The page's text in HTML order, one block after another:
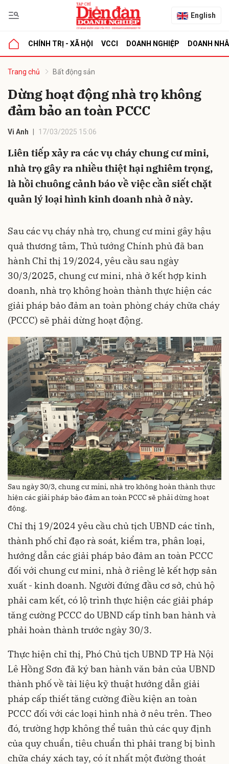
English
CHÍNH TRỊ - XÃ HỘI VCCI DOANH NGHIỆP DOANH
Trang chủ Bất động sản
Dừng hoạt động nhà trọ không
đảm bảo an toàn PCCC
Vi Anh 17/03/2025 15:06
Liên tiếp xảy ra các vụ cháy chung cư mini,
nhà trọ gây ra nhiều thiệt hại nghiêm trọng,
là hồi chuông cảnh báo về việc cần siết chặt
quản lý loại hình kinh doanh nhà ở này.
Sau các vụ cháy nhà trọ, chung cư mini gây hậu
quả thương tâm, Thủ tướng Chính phủ đã ban
hành Chỉ thị 19/2024, yêu cầu sau ngày
30/3/2025, chung cư mini, nhà ở kết hợp kinh
doanh, nhà trọ không hoàn thành thực hiện các
giải pháp bảo đảm an toàn phòng cháy chữa cháy
(PCCC) sẽ phải dừng hoạt động.
Sau ngày 30/3, chung cư mini, nhà trọ không hoàn thành thực
hiện các giải pháp bảo đảm an toàn PCCC sẽ phải dừng hoạt
động.
Chỉ thị 19/2024 yêu cầu chủ tịch UBND các tỉnh,
thành phố chỉ đạo rà soát, kiểm tra, phân loại,
hướng dẫn các giải pháp bảo đảm an toàn PCCC
đối với chung cư mini, nhà ở riêng lẻ kết hợp sản
xuất - kinh doanh. Người đứng đầu cơ sở, chủ hộ
phải cam kết, có lộ trình thực hiện các giải pháp
tăng cường PCCC do UBND cấp tỉnh ban hành và
phải hoàn thành trước ngày 30/3.
Thực hiện chỉ thị, Phó Chủ tịch UBND TP Hà Nội
Lê Hồng Sơn đã ký ban hành văn bản của UBND
thành phố về tài liệu kỹ thuật hướng dẫn giải
pháp cấp thiết tăng cường điều kiện an toàn
PCCC đối với các loại hình nhà ở nêu trên. Theo
đó, trường hợp không thể tuân thủ các quy định
của quy chuẩn, tiêu chuẩn thì phải trang bị bình
chữa cháy xách tay, có ít nhất một đường thoát
luận
Hủy